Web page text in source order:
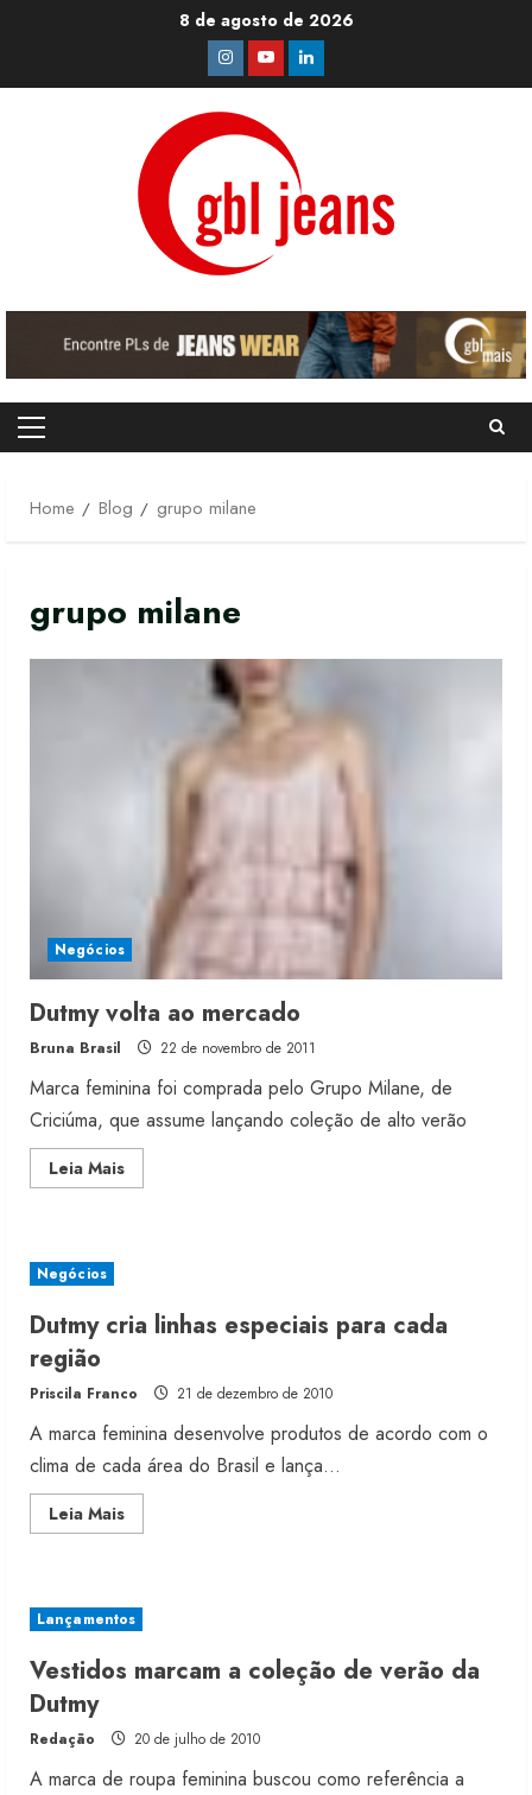
8 de agosto de 2026
Instagram
YoutubeLinkedin
Primary
Home
Blog grupo milane
grupo milane
Negócios
Dutmy volta ao mercado
Bruna Brasil 22 de novembro de 2011
Marca feminina foi comprada pelo Grupo Milane, de
Criciúma, que assume lançando coleção de alto verão
Leia MaisRead
more
Negócios
Dutmy cria linhas especiais para cada
região
Priscila Franco 21 de dezembro de 2010
A marca feminina desenvolve produtos de acordo com o
clima de cada área do Brasil e lança...
Leia MaisRead
more
especiais
para
região
Lançamentos
Vestidos marcam a coleção de verão da
Dutmy
Redação 20 de julho de 2010
A marca de roupa feminina buscou como referência a